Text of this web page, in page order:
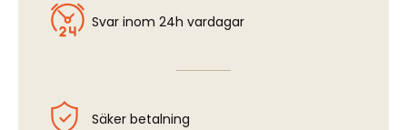
Svar inom 24h vardagar
Säker betalning